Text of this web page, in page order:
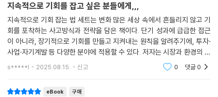
지속적으로 기회를 잡고 싶은 분들에게,,,
지속적으로 기회 잡는 법 세트는 변화 많은 세상 속에서 흔들리지 않고 기
회를 포착하는 사고방식과 전략을 담은 책이다. 단기 성과에 급급한 접근
이 아니라, 장기적으로 기회를 만들고 지켜내는 원칙을 알려주기에, 투자·
사업·자기계발 등 다양한 분야에 적용할 수 있다. 저자는 시장과 환경의 흐
름을 분석하고, 그 속에서 자신만의 강점을 발휘하는 방법을 명쾌하게 제
s*****l 2025.08.15. 신고 0 댓글0
eBook 구매